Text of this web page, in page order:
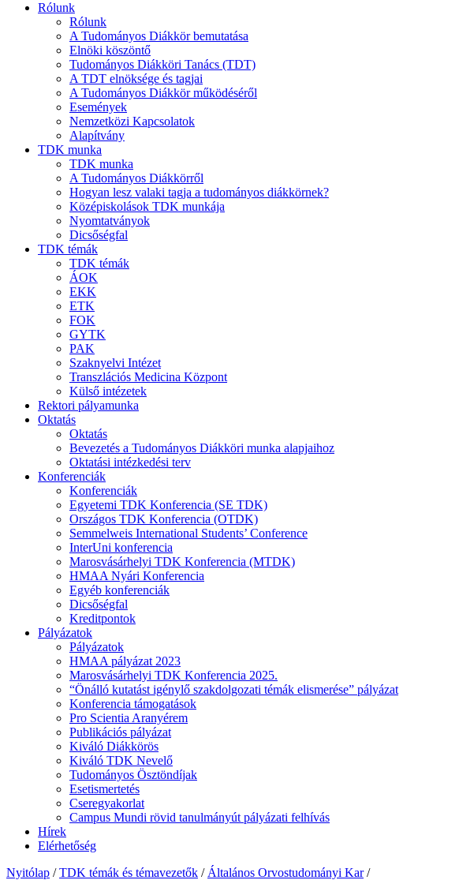
Rólunk
Rólunk
A Tudományos Diákkör bemutatása
Elnöki köszöntő
Tudományos Diákköri Tanács (TDT)
A TDT elnöksége és tagjai
A Tudományos Diákkör működéséről
Események
Nemzetközi Kapcsolatok
Alapítvány
TDK munka
TDK munka
A Tudományos Diákkörről
Hogyan lesz valaki tagja a tudományos diákkörnek?
Középiskolások TDK munkája
Nyomtatványok
Dicsőségfal
TDK témák
TDK témák
ÁOK
EKK
ETK
FOK
GYTK
PAK
Szaknyelvi Intézet
Transzlációs Medicina Központ
Külső intézetek
Rektori pályamunka
Oktatás
Oktatás
Bevezetés a Tudományos Diákköri munka alapjaihoz
Oktatási intézkedési terv
Konferenciák
Konferenciák
Egyetemi TDK Konferencia (SE TDK)
Országos TDK Konferencia (OTDK)
Semmelweis International Students’ Conference
InterUni konferencia
Marosvásárhelyi TDK Konferencia (MTDK)
HMAA Nyári Konferencia
Egyéb konferenciák
Dicsőségfal
Kreditpontok
Pályázatok
Pályázatok
HMAA pályázat 2023
Marosvásárhelyi TDK Konferencia 2025.
“Önálló kutatást igénylő szakdolgozati témák elismerése” pályázat
Konferencia támogatások
Pro Scientia Aranyérem
Publikációs pályázat
Kiváló Diákkörös
Kiváló TDK Nevelő
Tudományos Ösztöndíjak
Esetismertetés
Cseregyakorlat
Campus Mundi rövid tanulmányút pályázati felhívás
Hírek
Elérhetőség
Nyitólap / TDK témák és témavezetők / Általános Orvostudományi Kar /